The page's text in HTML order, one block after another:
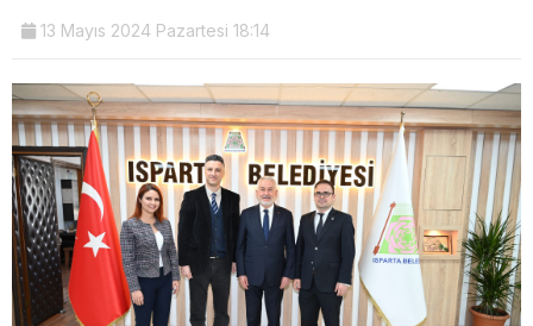
13 Mayıs 2024 Pazartesi 18:14